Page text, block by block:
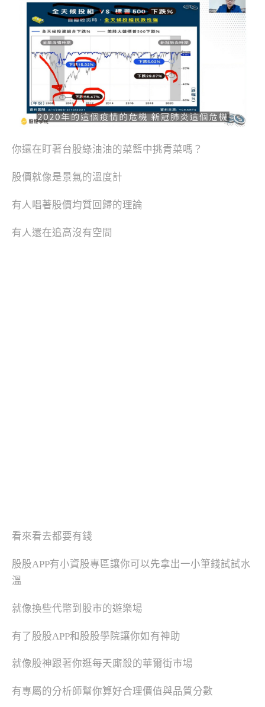
你還在盯著台股綠油油的菜籃中挑青菜嗎？
股價就像是景氣的溫度計
有人唱著股價均質回歸的理論
有人還在追高沒有空間
看來看去都要有錢
股股APP有小資股專區讓你可以先拿出一小筆錢試試水
溫
就像換些代幣到股市的遊樂場
有了股股APP和股股學院讓你如有神助
就像股神跟著你逛每天廝殺的華爾街市場
有專屬的分析師幫你算好合理價值與品質分數